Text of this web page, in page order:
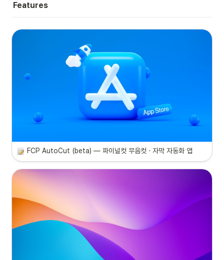
Features
FCP AutoCut (beta) — 파이널컷 무음컷 · 자막 자동화 앱